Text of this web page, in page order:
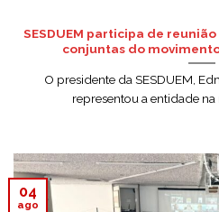
SESDUEM participa de
conjuntas do
O presidente da SESDUEM,
representou a entidade
04
ago